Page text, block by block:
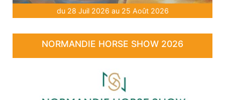
du 28 Juil 2026 au 25 Août 2026
NORMANDIE HORSE SHOW 2026